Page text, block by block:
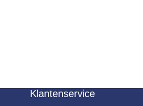
Klantenservice